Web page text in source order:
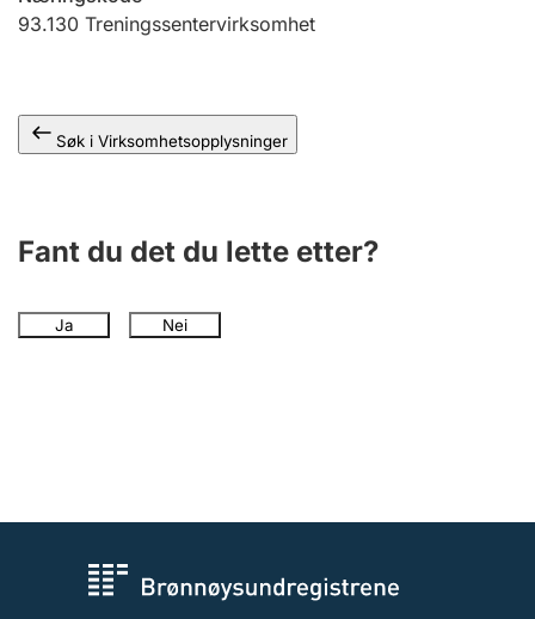
Offentlig sektor
93.130 Treningssentervirksomhet
Søk i Virksomhetsopplysninger
Fant du det du lette etter?
Ja Nei